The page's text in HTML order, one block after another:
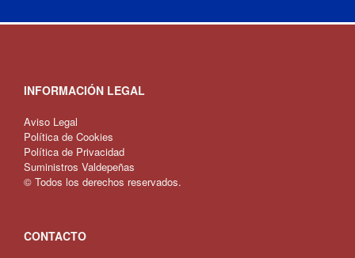
INFORMACIÓN LEGAL
Aviso Legal
Política de Cookies
Política de Privacidad
Suministros Valdepeñas
© Todos los derechos reservados.
CONTACTO